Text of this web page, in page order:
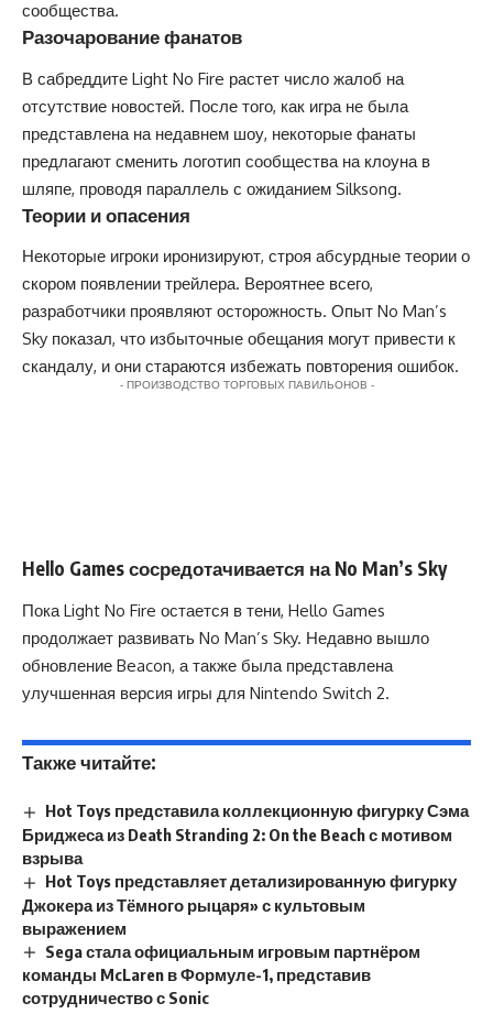
сообщества.
Разочарование фанатов
В сабреддите Light No Fire растет число жалоб на
отсутствие новостей. После того, как игра не была
представлена на недавнем шоу, некоторые фанаты
предлагают сменить логотип сообщества на клоуна в
шляпе, проводя параллель с ожиданием Silksong.
Теории и опасения
Некоторые игроки иронизируют, строя абсурдные теории о
скором появлении трейлера. Вероятнее всего,
разработчики проявляют осторожность. Опыт No Man’s
Sky показал, что избыточные обещания могут привести к
скандалу, и они стараются избежать повторения ошибок.
- ПРОИЗВОДСТВО ТОРГОВЫХ ПАВИЛЬОНОВ -
Hello Games сосредотачивается на No Man’s Sky
Пока Light No Fire остается в тени, Hello Games
продолжает развивать No Man’s Sky. Недавно вышло
обновление Beacon, а также была представлена
улучшенная версия игры для Nintendo Switch 2.
Также читайте:
Hot Toys представила коллекционную фигурку Сэма
Бриджеса из Death Stranding 2: On the Beach с мотивом
взрыва
Hot Toys представляет детализированную фигурку
Джокера из Тёмного рыцаря» с культовым
выражением
Sega стала официальным игровым партнёром
команды McLaren в Формуле-1, представив
сотрудничество с Sonic